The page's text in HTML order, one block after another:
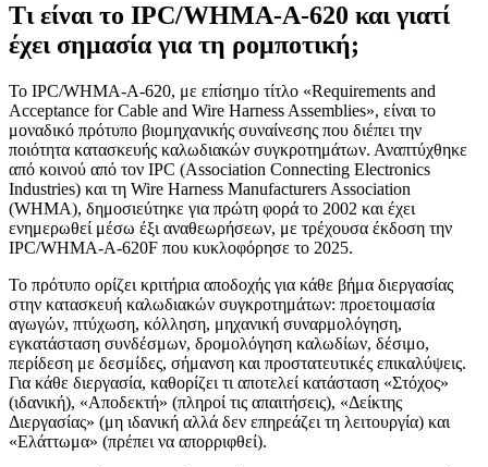
Τι είναι το IPC/WHMA-A-620 και γιατί
έχει σημασία για τη ρομποτική;
Το IPC/WHMA-A-620, με επίσημο τίτλο «Requirements and
Acceptance for Cable and Wire Harness Assemblies», είναι το
μοναδικό πρότυπο βιομηχανικής συναίνεσης που διέπει την
ποιότητα κατασκευής καλωδιακών συγκροτημάτων. Αναπτύχθηκε
από κοινού από τον IPC (Association Connecting Electronics
Industries) και τη Wire Harness Manufacturers Association
(WHMA), δημοσιεύτηκε για πρώτη φορά το 2002 και έχει
ενημερωθεί μέσω έξι αναθεωρήσεων, με τρέχουσα έκδοση την
IPC/WHMA-A-620F που κυκλοφόρησε το 2025.
Το πρότυπο ορίζει κριτήρια αποδοχής για κάθε βήμα διεργασίας
στην κατασκευή καλωδιακών συγκροτημάτων: προετοιμασία
αγωγών, πτύχωση, κόλληση, μηχανική συναρμολόγηση,
εγκατάσταση συνδέσμων, δρομολόγηση καλωδίων, δέσιμο,
περίδεση με δεσμίδες, σήμανση και προστατευτικές επικαλύψεις.
Για κάθε διεργασία, καθορίζει τι αποτελεί κατάσταση «Στόχος»
(ιδανική), «Αποδεκτή» (πληροί τις απαιτήσεις), «Δείκτης
Διεργασίας» (μη ιδανική αλλά δεν επηρεάζει τη λειτουργία) και
«Ελάττωμα» (πρέπει να απορριφθεί).